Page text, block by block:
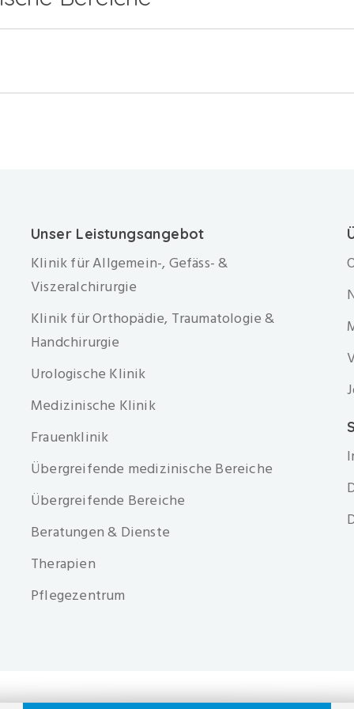
Unser Leistungsangebot
Klinik für Allgemein-, Gefäss- &
Viszeralchirurgie
Klinik für Orthopädie, Traumatologie &
Handchirurgie
Urologische Klinik
Medizinische Klinik
Frauenklinik
Übergreifende medizinische Bereiche
Übergreifende Bereiche
Beratungen & Dienste
Therapien
Pflegezentrum